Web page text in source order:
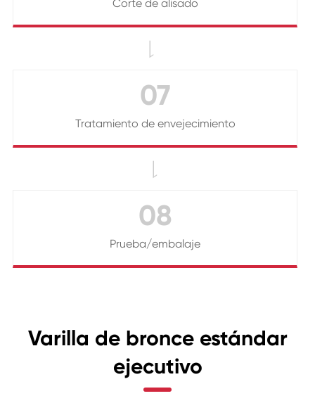
Corte de alisado

07
Tratamiento de envejecimiento

08
Prueba/embalaje
Varilla de bronce estándar
ejecutivo